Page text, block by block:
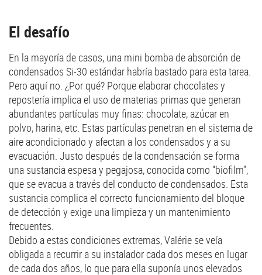
El desafío
En la mayoría de casos, una mini bomba de absorción de
condensados Si-30 estándar habría bastado para esta tarea.
Pero aquí no. ¿Por qué? Porque elaborar chocolates y
repostería implica el uso de materias primas que generan
abundantes partículas muy finas: chocolate, azúcar en
polvo, harina, etc. Estas partículas penetran en el sistema de
aire acondicionado y afectan a los condensados y a su
evacuación. Justo después de la condensación se forma
una sustancia espesa y pegajosa, conocida como “biofilm”,
que se evacua a través del conducto de condensados. Esta
sustancia complica el correcto funcionamiento del bloque
de detección y exige una limpieza y un mantenimiento
frecuentes.
Debido a estas condiciones extremas, Valérie se veía
obligada a recurrir a su instalador cada dos meses en lugar
de cada dos años, lo que para ella suponía unos elevados